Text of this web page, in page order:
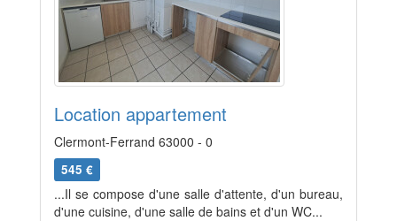
Location appartement
Clermont-Ferrand 63000 - 0
545 €
...Il se compose d'une salle d'attente, d'un bureau,
d'une cuisine, d'une salle de bains et d'un WC...